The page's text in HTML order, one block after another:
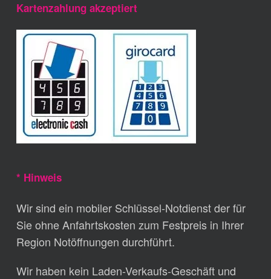
Kartenzahlung akzeptiert
* Hinweis
Wir sind ein mobiler Schlüssel-Notdienst der für
Sie ohne Anfahrtskosten zum Festpreis in Ihrer
Region Notöffnungen durchführt.
Wir haben kein Laden-Verkaufs-Geschäft und